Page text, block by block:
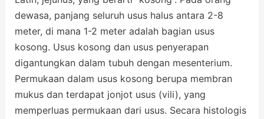
dewasa, panjang seluruh usus halus antara 2-8
meter, di mana 1-2 meter adalah bagian usus
kosong. Usus kosong dan usus penyerapan
digantungkan dalam tubuh dengan mesenterium.
Permukaan dalam usus kosong berupa membran
mukus dan terdapat jonjot usus (vili), yang
memperluas permukaan dari usus. Secara histologis